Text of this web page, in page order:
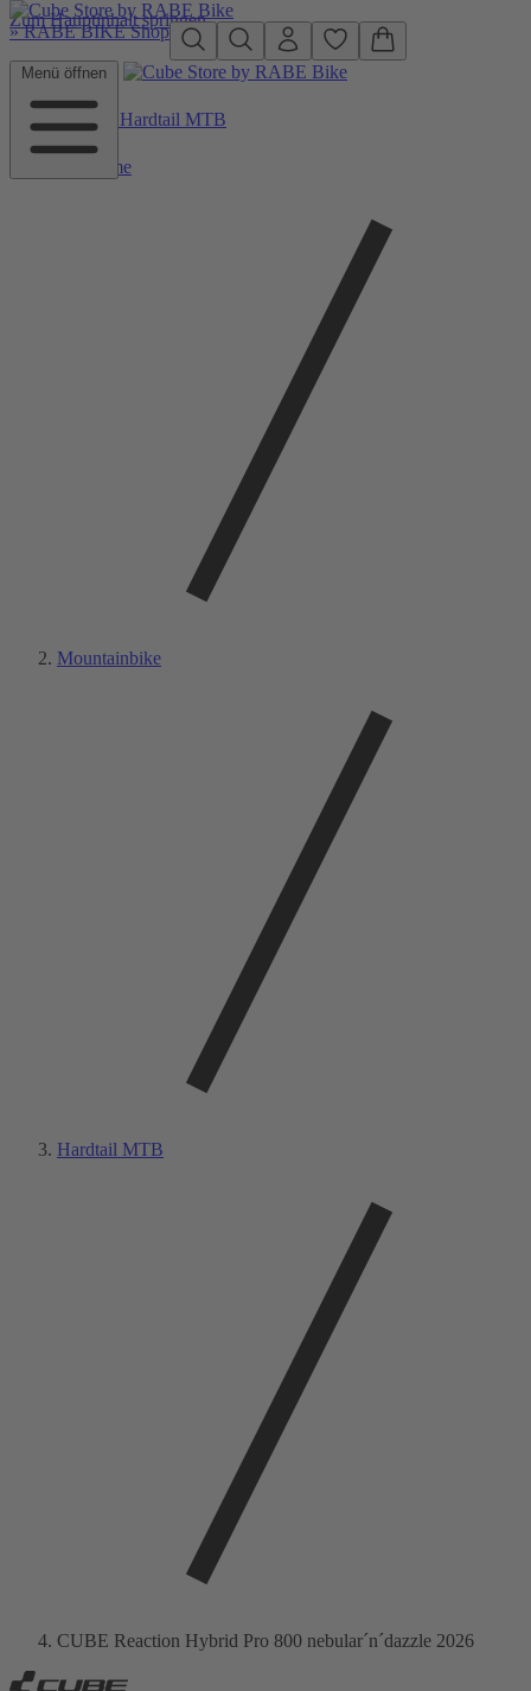
Zum Hauptinhalt springen
»RABE BIKE Shop
Menü öffnen
Zurück zu Hardtail MTB
Home
Mountainbike
Hardtail MTB
CUBE Reaction Hybrid Pro 800 nebular´n´dazzle 2026